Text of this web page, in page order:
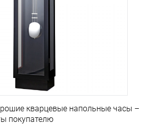
кварцевые напольные часы –
покупателю